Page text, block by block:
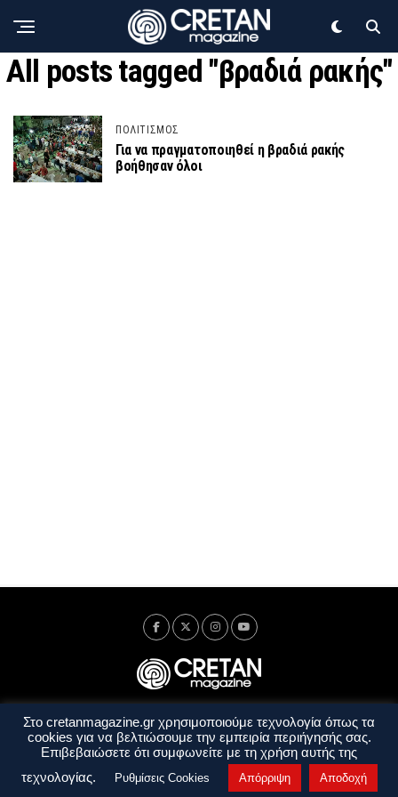
All posts tagged "βραδιά ρακής"
ΠΟΛΙΤΙΣΜΟΣ
Για να πραγματοποιηθεί η βραδιά ρακής
βοήθησαν όλοι
Ταυτότητα Πολιτική Απορρήτου
Όροι Χρήσης
Όροι και Προϋποθέσεις
Στο cretanmagazine.gr χρησιμοποιούμε τεχνολογία όπως τα
cookies για να βελτιώσουμε την εμπειρία περιήγησής σας.
Επιβεβαιώσετε ότι συμφωνείτε με τη χρήση αυτής της
τεχνολογίας.
Ρυθμίσεις Cookies Απόρριψη Αποδοχή